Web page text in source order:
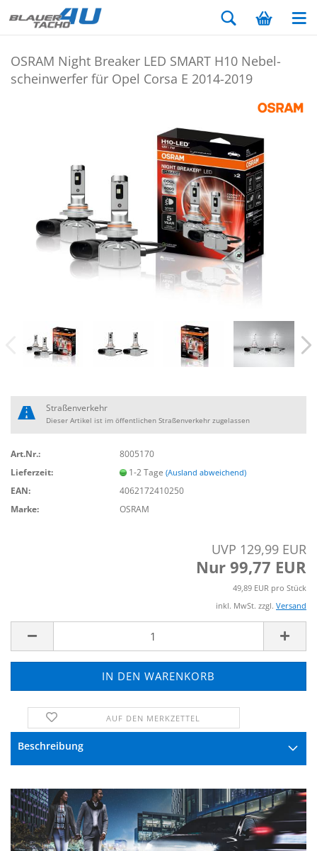
OSRAM Night Brea­ker LED SMART H10 Ne­bel­
schein­wer­fer für Opel Corsa E 2014-​2019
Art.Nr.:
8005170
Lieferzeit:
1-2 Tage(Ausland abweichend)
EAN:
4062172410250
Marke:
OSRAM
Straßenverkehr
Dieser Artikel ist im öffentlichen Straßenverkehr zugelassen
UVP 129,99 EUR
Nur 99,77 EUR
49,89 EUR pro Stück
inkl. MwSt. zzgl. Versand
AUF DEN MERKZETTEL
Beschreibung